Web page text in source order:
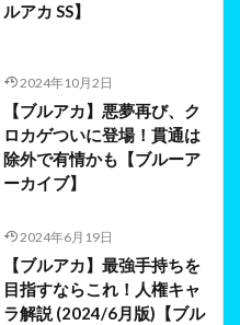
ルアカ SS】
2024年10月2日
【ブルアカ】悪夢再び、ク
ロカゲついに登場！貫通は
除外で有情かも【ブルーア
ーカイブ】
2024年6月19日
【ブルアカ】最強手持ちを
目指すならこれ！人権キャ
ラ解説 (2024/6月版)【ブル